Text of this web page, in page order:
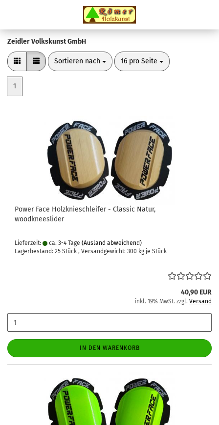
Zeidler Volkskunst GmbH
Sortieren nach
Sortieren nach 16 pro Seite
pro Seite
1
Power Face Holzknieschleifer - Classic Natur,
woodkneeslider
Lieferzeit: ca. 3-4 Tage (Ausland abweichend)
Lagerbestand: 25 Stück , Versandgewicht: 300 kg je Stück
40,90 EUR
inkl. 19% MwSt. zzgl. Versand
IN DEN WARENKORB